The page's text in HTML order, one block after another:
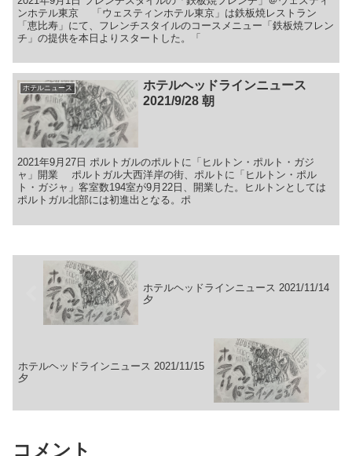
ンホテル東京 「ウェスティンホテル東京」は鉄板焼レストラン
「恵比寿」にて、フレンチスタイルのコースメニュー「鉄板焼フレン
チ」の提供を本日よりスタートした。「
ホテルニュース
ホテルヘッドラインニュース
2021/9/28 朝
2021年9月27日 ポルトガルのポルトに「ヒルトン・ポルト・ガジ
ャ」開業 ポルトガル大西洋岸の街、ポルトに「ヒルトン・ポル
ト・ガジャ」客室数194室が9月22日、開業した。ヒルトンとしては
ポルトガル北部には初進出となる。ポ
ホテルヘッドラインニュース 2021/11/14
夕
ホテルヘッドラインニュース 2021/11/15
夕
コメント